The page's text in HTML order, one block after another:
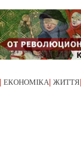
ЕКОНОМІКА ЖИТТЯ